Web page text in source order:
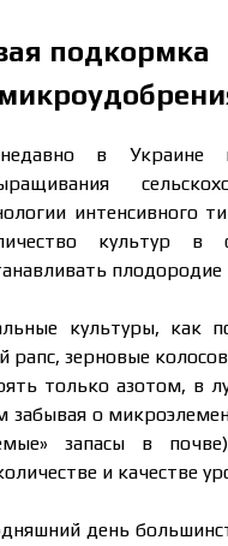
подкормка
в Украине
интенсивного
культур в
культуры, как
рапс, зерновые
только азотом, в
забывая о
запасы в
и качестве
день